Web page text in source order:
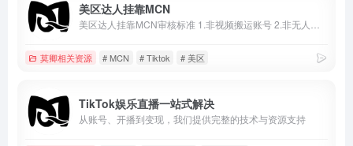
美区达人挂靠MCN
莫卿相关资源 # MCN # Tiktok # 美区
TikTok娱乐直播一站式解决
从账号、开播到变现，我们提供完整的技术与资源支持